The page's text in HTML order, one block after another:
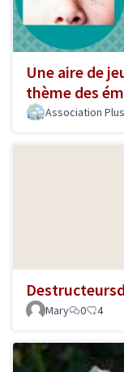
Une aire de
thème des
Association
Mary
0 4